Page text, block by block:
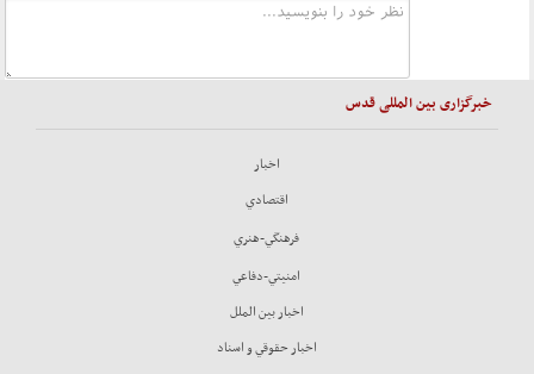
خبرگزاری بین المللی قدس
اخبار
اقتصادي
فرهنگي-هنري
امنيتي-دفاعي
اخبار بين الملل
اخبار حقوقي و اسناد